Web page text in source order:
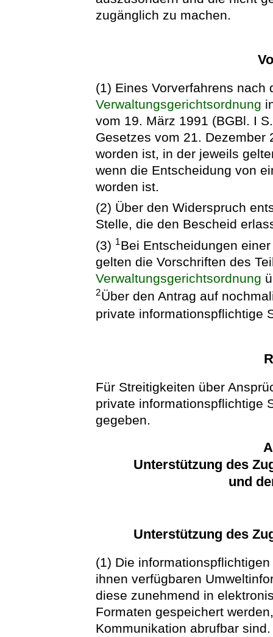
zugänglich zu machen.
(1) Eines Vorverfahrens nach
Verwaltungsgerichtsordnung
vom 19. März 1991 (BGBl. I
Gesetzes vom 21. Dezember
worden ist, in der jeweils
wenn die Entscheidung von
worden ist.
(2) Über den Widerspruch
Stelle, die den Bescheid
(3) 1Bei Entscheidungen
gelten die Vorschriften des
Verwaltungsgerichtsordnung
2Über den Antrag auf
private informationspflichtige
Für Streitigkeiten über
private informationspflichtige
gegeben.
Unterstützung des
und
Unterstützung des
(1) Die
ihnen verfügbaren
diese zunehmend in
Formaten gespeichert
Kommunikation abrufbar sind.